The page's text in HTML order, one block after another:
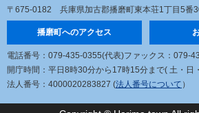
〒675-0182 兵庫県加古郡播磨町東本荘1丁目5番
播磨町へのアクセス
電話番号：079-435-0355(代表)ファックス：079-
開庁時間：平日8時30分から17時15分まで( 土・日
法人番号：4000020283827 (法人番号について ）